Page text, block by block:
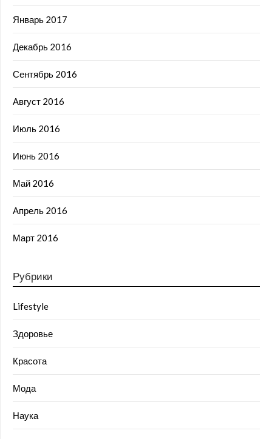
Январь 2017
Декабрь 2016
Сентябрь 2016
Август 2016
Июль 2016
Июнь 2016
Май 2016
Апрель 2016
Март 2016
Рубрики
Lifestyle
Здоровье
Красота
Мода
Наука